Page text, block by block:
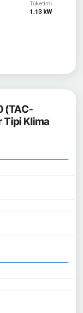
Tüketimi
1.13 kW
(TAC-
Tipi Klima